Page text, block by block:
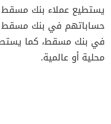
يستطيع عملاء بنك مسقط
حساباتهم في بنك مسقط
في بنك مسقط، كما
محلية أو عالمية.